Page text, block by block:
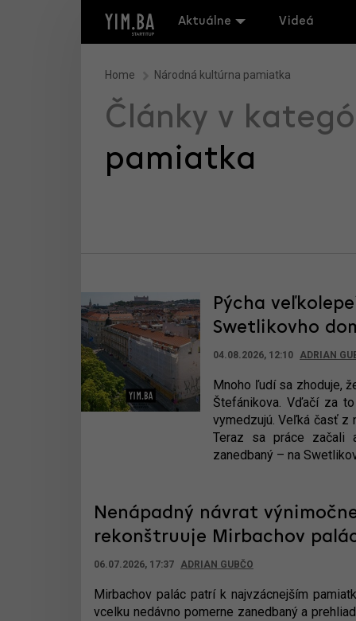
Aktuálne Videá
Home Národná kultúrna pamiatka
Články v
pamiatka
Pýcha
Swetlikovho
04.08.2026, 12:10 ADRIAN
Mnoho ľudí sa zhoduje,
Štefánikova. Vďačí za
vymedzujú. Veľká časť z
Teraz sa práce začali
zanedbaný – na
Nenápadný návrat
rekonštruuje Mirbachov
06.07.2026, 17:37 ADRIAN GUBČO
Mirbachov palác patrí k najvzácnejším
vcelku nedávno pomerne zanedbaný a